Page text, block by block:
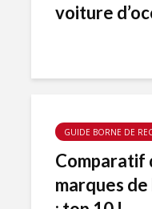
voiture
GUIDE BORNE DE
Comparatif
marques